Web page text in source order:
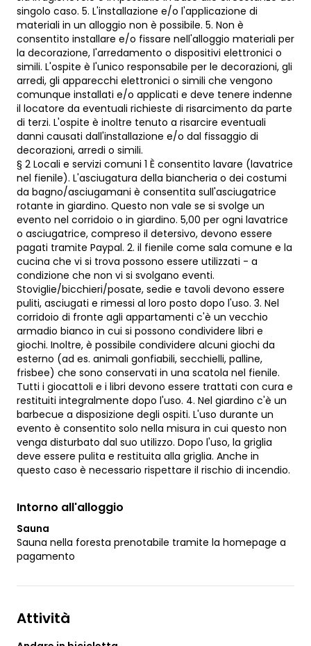
singolo caso. 5. L'installazione e/o l'applicazione di
materiali in un alloggio non è possibile. 5. Non è
consentito installare e/o fissare nell'alloggio materiali per
la decorazione, l'arredamento o dispositivi elettronici o
simili. L'ospite è l'unico responsabile per le decorazioni, gli
arredi, gli apparecchi elettronici o simili che vengono
comunque installati e/o applicati e deve tenere indenne
il locatore da eventuali richieste di risarcimento da parte
di terzi. L'ospite è inoltre tenuto a risarcire eventuali
danni causati dall'installazione e/o dal fissaggio di
decorazioni, arredi o simili.
§ 2 Locali e servizi comuni 1 È consentito lavare (lavatrice
nel fienile). L'asciugatura della biancheria o dei costumi
da bagno/asciugamani è consentita sull'asciugatrice
rotante in giardino. Questo non vale se si svolge un
evento nel corridoio o in giardino. 5,00 per ogni lavatrice
o asciugatrice, compreso il detersivo, devono essere
pagati tramite Paypal. 2. il fienile come sala comune e la
cucina che vi si trova possono essere utilizzati - a
condizione che non vi si svolgano eventi.
Stoviglie/bicchieri/posate, sedie e tavoli devono essere
puliti, asciugati e rimessi al loro posto dopo l'uso. 3. Nel
corridoio di fronte agli appartamenti c'è un vecchio
armadio bianco in cui si possono condividere libri e
giochi. Inoltre, è possibile condividere alcuni giochi da
esterno (ad es. animali gonfiabili, secchielli, palline,
frisbee) che sono conservati in una scatola nel fienile.
Tutti i giocattoli e i libri devono essere trattati con cura e
restituiti integralmente dopo l'uso. 4. Nel giardino c'è un
barbecue a disposizione degli ospiti. L'uso durante un
evento è consentito solo nella misura in cui questo non
venga disturbato dal suo utilizzo. Dopo l'uso, la griglia
deve essere pulita e restituita alla griglia. Anche in
questo caso è necessario rispettare il rischio di incendio.
Intorno all'alloggio
Sauna
Sauna nella foresta prenotabile tramite la homepage a
pagamento
Attività